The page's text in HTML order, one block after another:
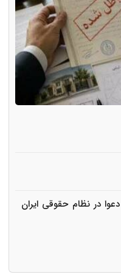
در نظام حقوقی ایران